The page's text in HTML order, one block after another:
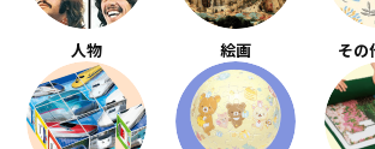
人物 絵画 その